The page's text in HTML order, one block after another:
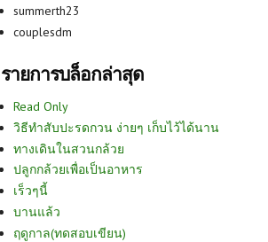
summerth23
couplesdm
รายการบล็อกล่าสุด
Read Only
วิธีทำสับปะรดกวน ง่ายๆ เก็บไว้ได้นาน
ทางเดินในสวนกล้วย
ปลูกกล้วยเพื่อเป็นอาหาร
เร็วๆนี้
บานแล้ว
ฤดูกาล(ทดสอบเขียน)